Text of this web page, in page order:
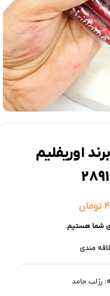
برند اوریفلیم
تومان
شما هستیم.
مندی
رژلب جامد